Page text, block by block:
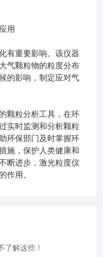
用
重要影响。该仪器
气颗粒物的粒度分布
的影响，制定应对气
颗粒分析工具，在环
实时监测和分析颗粒
环保部门及时掌握环
施，保护人类健康和
断进步，激光粒度仪
作用。
了解这些！